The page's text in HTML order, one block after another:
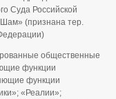
Суда Российской
(признана тер.
общественные
функции
функции
«Реалии»;